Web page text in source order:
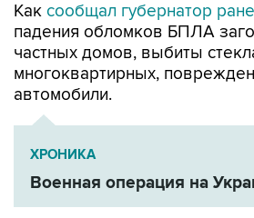
Как сообщал губернатор
падения обломков БПЛА
частных домов, выбиты
многоквартирных,
автомобили.
ХРОНИКА
Военная операция на